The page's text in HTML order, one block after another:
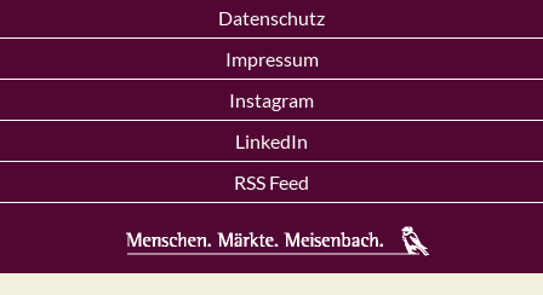
Datenschutz
Impressum
Instagram
LinkedIn
RSS Feed